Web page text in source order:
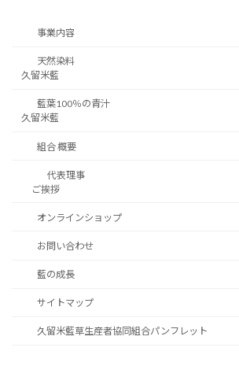
事業内容
天然染料
久留米藍
藍葉100％の青汁
久留米藍
組合 概要
代表理事
ご挨拶
オンラインショップ
お問い合わせ
藍の成長
サイトマップ
久留米藍草生産者協同組合パンフレット